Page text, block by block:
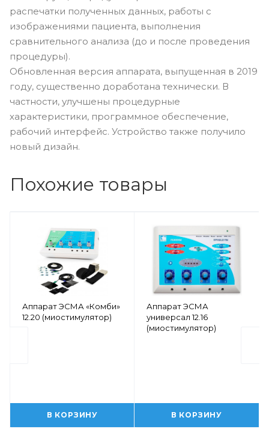
распечатки полученных данных, работы с
изображениями пациента, выполнения
сравнительного анализа (до и после проведения
процедуры).
Обновленная версия аппарата, выпущенная в 2019
году, существенно доработана технически. В
частности, улучшены процедурные
характеристики, программное обеспечение,
рабочий интерфейс. Устройство также получило
новый дизайн.
Похожие товары
Аппарат ЭСМА «Комби»
12.20 (миостимулятор)
В КОРЗИНУ
Аппарат ЭСМА
универсал 12.16
(миостимулятор)
В КОРЗИНУ